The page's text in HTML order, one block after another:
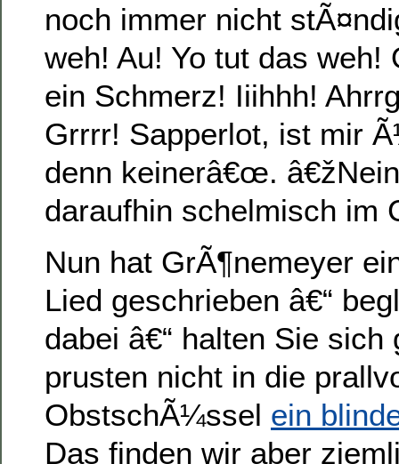
noch immer nicht
weh! Au! Yo tut das weh!
ein Schmerz! Iiihhh!
Grrrr! Sapperlot, ist mir
denn keinerâ€œ.
daraufhin schelmisch im
Nun hat GrÃ¶nemeyer
Lied geschrieben â€“
dabei â€“ halten Sie sich
prusten nicht in die
ObstschÃ¼ssel ein
Das finden wir aber